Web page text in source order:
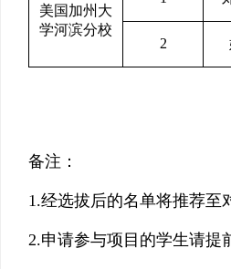
美国加州大
学河滨分校
2
备注：
1.经选拔后的名单将推荐至
2.申请参与项目的学生请提